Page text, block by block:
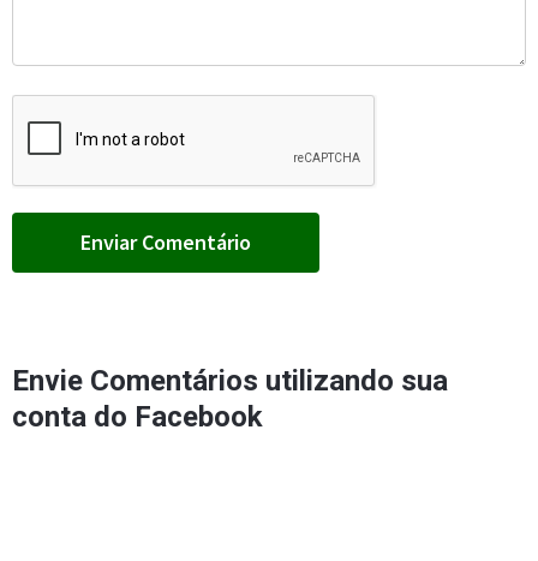
Envie Comentários utilizando sua
conta do Facebook